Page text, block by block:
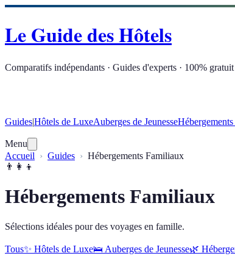
Le Guide des Hôtels
Comparatifs indépendants · Guides d'experts · 100% gratuit
Guides|Hôtels de LuxeAuberges de Jeunesse
Menu
Accueil
Guides
Hébergements Familiaux
👨‍👩‍👦
Hébergements Familiaux
Sélections idéales pour des voyages en famille.
Tous✨ Hôtels de Luxe🛌 Auberges de Jeunesse🌿